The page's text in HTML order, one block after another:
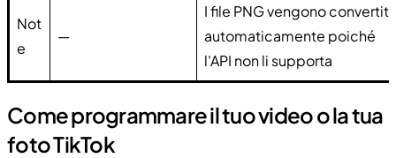
Not
e
—
I file PNG vengono convertiti
automaticamente poiché
l'API non li supporta
Come programmare il tuo video o la tua
foto TikTok